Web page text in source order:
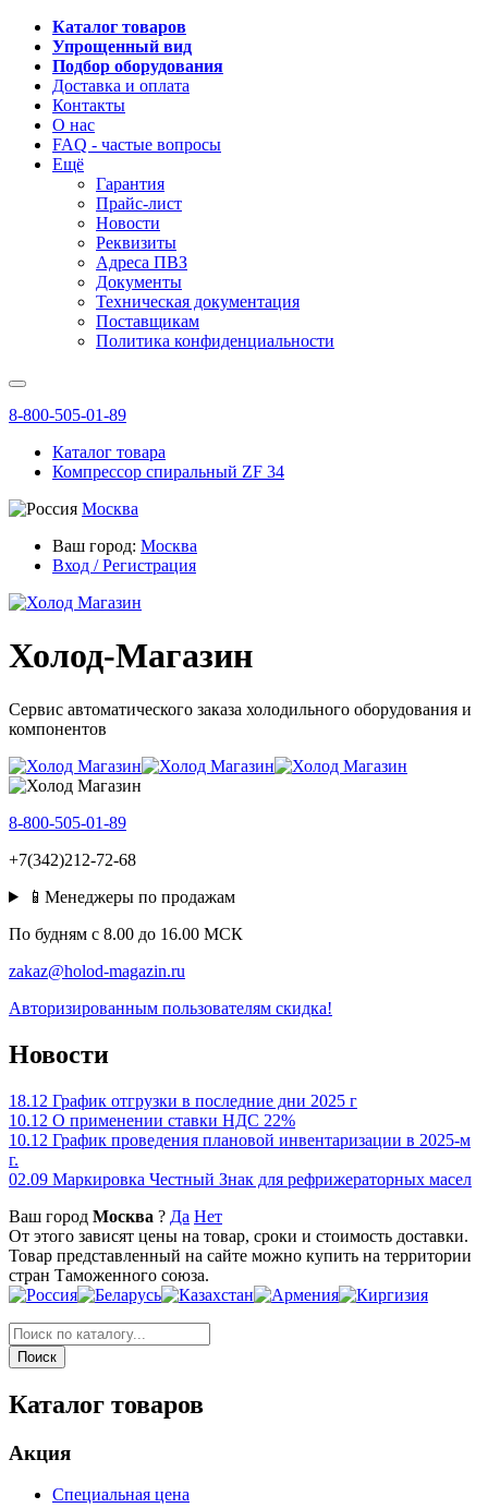
Каталог товаров
Упрощенный вид
Подбор оборудования
Доставка и оплата
Контакты
О нас
FAQ - частые вопросы
Ещё
Гарантия
Прайс-лист
Новости
Реквизиты
Адреса ПВЗ
Документы
Техническая документация
Поставщикам
Политика конфиденциальности
8-800-505-01-89
Каталог товара
Компрессор спиральный ZF 34
Москва
Ваш город: Москва
Вход / Регистрация
Холод-Магазин
Сервис автоматического заказа холодильного оборудования и
компонентов
8-800-505-01-89
+7(342)212-72-68
📱Менеджеры по продажам
По будням c 8.00 до 16.00 МСК
zakaz@holod-magazin.ru
Авторизированным пользователям скидка!
Новости
18.12 График отгрузки в последние дни 2025 г
10.12 О применении ставки НДС 22%
10.12 График проведения плановой инвентаризации в 2025-м
г.
02.09 Маркировка Честный Знак для рефрижераторных масел
Ваш город Москва ? Да Нет
От этого зависят цены на товар, сроки и стоимость доставки.
Товар представленный на сайте можно купить на территории
стран Таможенного союза.
Каталог товаров
Акция
Специальная цена